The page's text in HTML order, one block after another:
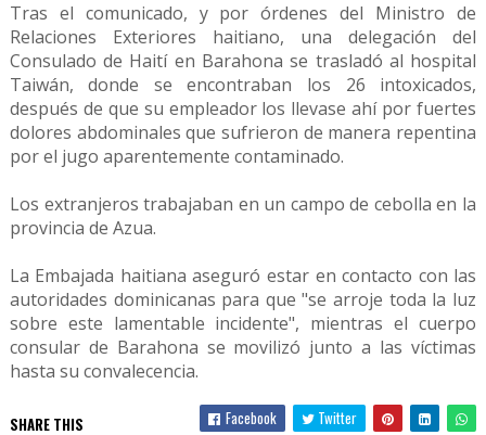
Tras el comunicado, y por órdenes del Ministro de
Relaciones Exteriores haitiano, una delegación del
Consulado de Haití en Barahona se trasladó al hospital
Taiwán, donde se encontraban los 26 intoxicados,
después de que su empleador los llevase ahí por fuertes
dolores abdominales que sufrieron de manera repentina
por el jugo aparentemente contaminado.
Los extranjeros trabajaban en un campo de cebolla en la
provincia de Azua.
La Embajada haitiana aseguró estar en contacto con las
autoridades dominicanas para que "se arroje toda la luz
sobre este lamentable incidente", mientras el cuerpo
consular de Barahona se movilizó junto a las víctimas
hasta su convalecencia.
SHARE THIS Facebook Twitter